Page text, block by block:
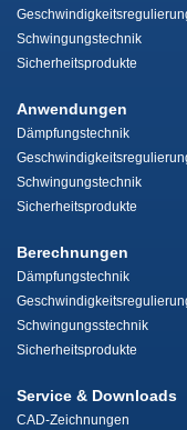
Schwingungstechnik
Sicherheitsprodukte
Anwendungen
Dämpfungstechnik
Schwingungstechnik
Sicherheitsprodukte
Berechnungen
Dämpfungstechnik
Schwingungsstechnik
Sicherheitsprodukte
Service & Downloads
CAD-Zeichnungen